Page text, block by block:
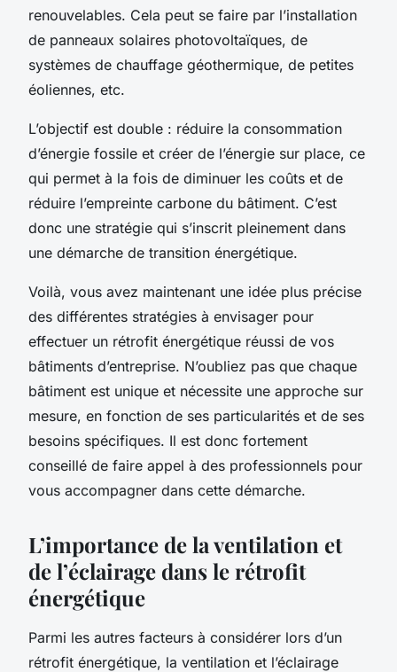
renouvelables. Cela peut se faire par l’installation
de panneaux solaires photovoltaïques, de
systèmes de chauffage géothermique, de petites
éoliennes, etc.
L’objectif est double : réduire la consommation
d’énergie fossile et créer de l’énergie sur place, ce
qui permet à la fois de diminuer les coûts et de
réduire l’empreinte carbone du bâtiment. C’est
donc une stratégie qui s’inscrit pleinement dans
une démarche de transition énergétique.
Voilà, vous avez maintenant une idée plus précise
des différentes stratégies à envisager pour
effectuer un rétrofit énergétique réussi de vos
bâtiments d’entreprise. N’oubliez pas que chaque
bâtiment est unique et nécessite une approche sur
mesure, en fonction de ses particularités et de ses
besoins spécifiques. Il est donc fortement
conseillé de faire appel à des professionnels pour
vous accompagner dans cette démarche.
L’importance de la ventilation et
de l’éclairage dans le rétrofit
énergétique
Parmi les autres facteurs à considérer lors d’un
rétrofit énergétique, la ventilation et l’éclairage